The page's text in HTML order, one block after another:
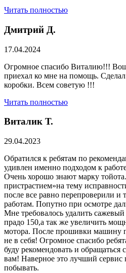
Читать полностью
Дмитрий Д.
17.04.2024
Огромное спасибо Виталию!!!
приехал ко мне на помощь.
коробки. Всем советую !!!
Читать полностью
Виталик Т.
29.04.2023
Обратился к ребятам по
удивлен именно подходом к
Очень хорошо знают марку
пристрастием»на тему
после все равно перепроверили и
работам. Попутно при осмотре
Мне требовалось удалить
прадо 150,а так же увеличить
мотора. После прошивки машину
не в себя! Огромное спасибо
буду рекомендовать и
вам! Наверное это лучший сервис
побывать.